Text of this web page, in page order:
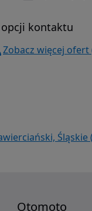
kontaktu
Zobacz więcej
Śląskie
Otomoto